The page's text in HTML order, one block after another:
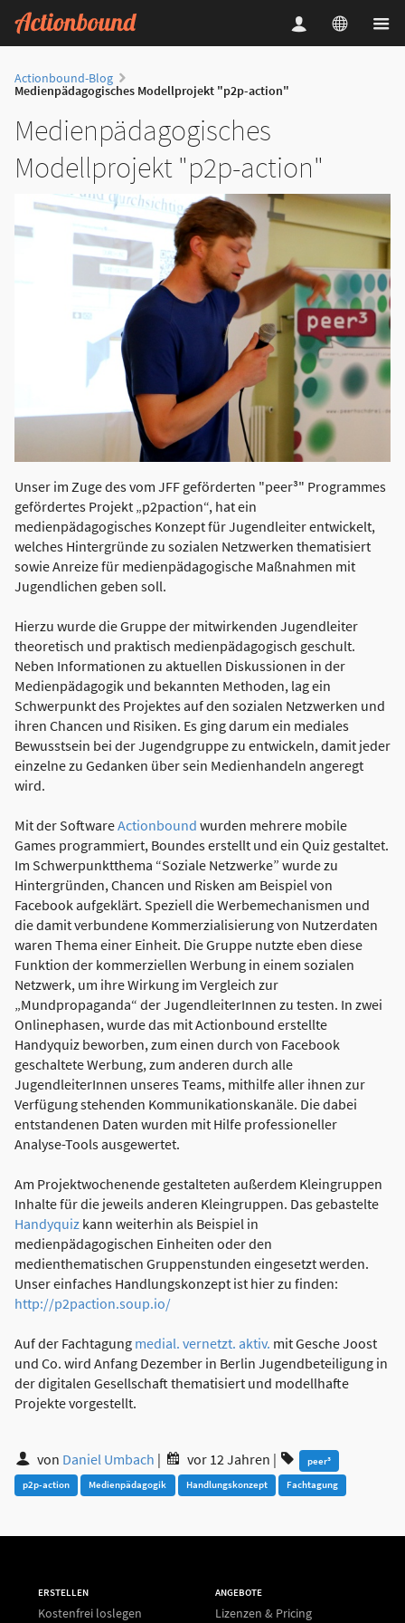
Actionbound-Blog
Medienpädagogisches Modellprojekt "p2p-action"
Medienpädagogisches
Modellprojekt "p2p-action"
Unser im Zuge des vom JFF geförderten "peer³" Programmes
gefördertes Projekt „p2paction“, hat ein
medienpädagogisches Konzept für Jugendleiter entwickelt,
welches Hintergründe zu sozialen Netzwerken thematisiert
sowie Anreize für medienpädagogische Maßnahmen mit
Jugendlichen geben soll.
Hierzu wurde die Gruppe der mitwirkenden Jugendleiter
theoretisch und praktisch medienpädagogisch geschult.
Neben Informationen zu aktuellen Diskussionen in der
Medienpädagogik und bekannten Methoden, lag ein
Schwerpunkt des Projektes auf den sozialen Netzwerken und
ihren Chancen und Risiken. Es ging darum ein mediales
Bewusstsein bei der Jugendgruppe zu entwickeln, damit jeder
einzelne zu Gedanken über sein Medienhandeln angeregt
wird.
Mit der SoftwareActionbound wurden mehrere mobile
Games programmiert, Boundes erstellt und ein Quiz gestaltet.
Im Schwerpunktthema “Soziale Netzwerke” wurde zu
Hintergründen, Chancen und Risken am Beispiel von
Facebook aufgeklärt. Speziell die Werbemechanismen und
die damit verbundene Kommerzialisierung von Nutzerdaten
waren Thema einer Einheit. Die Gruppe nutzte eben diese
Funktion der kommerziellen Werbung in einem sozialen
Netzwerk, um ihre Wirkung im Vergleich zur
„Mundpropaganda“ der JugendleiterInnen zu testen. In zwei
Onlinephasen, wurde das mit Actionbound erstellte
Handyquiz beworben, zum einen durch von Facebook
geschaltete Werbung, zum anderen durch alle
JugendleiterInnen unseres Teams, mithilfe aller ihnen zur
Verfügung stehenden Kommunikationskanäle. Die dabei
entstandenen Daten wurden mit Hilfe professioneller
Analyse-Tools ausgewertet.
Am Projektwochenende gestalteten außerdem Kleingruppen
Inhalte für die jeweils anderen Kleingruppen. Das gebastelte
Handyquiz kann weiterhin als Beispiel in
medienpädagogischen Einheiten oder den
medienthematischen Gruppenstunden eingesetzt werden.
Unser einfaches Handlungskonzept ist hier zu finden:
http://p2paction.soup.io/
Auf der Fachtagung medial. vernetzt. aktiv. mit Gesche Joost
und Co. wird Anfang Dezember in Berlin Jugendbeteiligung in
der digitalen Gesellschaft thematisiert und modellhafte
Projekte vorgestellt.
von Daniel Umbach | vor 12 Jahren |
peer³‎
p2p-action
Medienpädagogik Handlungskonzept Fachtagung
ERSTELLEN
Kostenfrei loslegen
ANGEBOTE
Lizenzen & Pricing